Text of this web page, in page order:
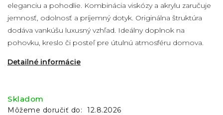
eleganciu a pohodlie. Kombinácia viskózy a akrylu zaručuje
jemnosť, odolnosť a príjemný dotyk. Originálna štruktúra
dodáva vankúšu luxusný vzhľad. Ideálny doplnok na
pohovku, kreslo či posteľ pre útulnú atmosféru domova.
Detailné informácie
Skladom
Môžeme doručiť do:
12.8.2026